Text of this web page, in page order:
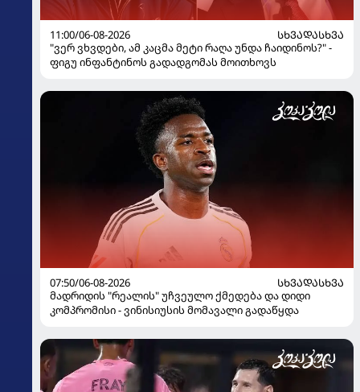
11:00/06-08-2026
ᲡᲮᲕᲐᲓᲐᲡᲮᲕᲐ
"ვერ ვხვდები, ამ კაცმა მეტი რაღა უნდა ჩაიდინოს?" -
ფიგუ ინფანტინოს გადადგომას მოითხოვს
07:50/06-08-2026
ᲡᲮᲕᲐᲓᲐᲡᲮᲕᲐ
მადრიდის "რეალის" უჩვეულო ქმედება და დიდი
კომპრომისი - ვინისიუსის მომავალი გადაწყდა